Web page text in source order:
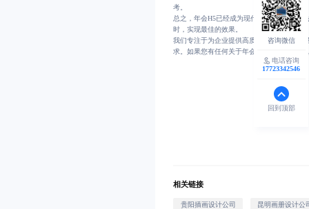
考。
总之，年会H5已经成为现代企业年会不可
时，实现最佳的效果。
我们专注于为企业提供高质量的H5设计与
求。如果您有任何关于年会H5的需求或疑问
相关链接
贵阳插画设计公司 昆明画册设计公
电话咨询
17723342546
回到顶部